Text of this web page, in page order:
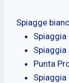
Spiagge
Spiaggia
Spiaggia
Punta
Spiaggia